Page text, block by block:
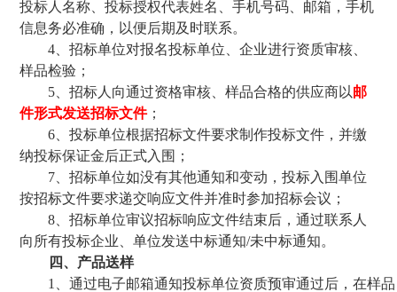
投标人名称、投标授权代表姓名、手机号码、邮箱，手机
信息务必准确，以便后期及时联系。
4、招标单位对报名投标单位、企业进行资质审核、
样品检验；
5、招标人向通过资格审核 、样品合格的供应商以邮
件形式发送招标文件；
6、投标单位根据招标文件要求制作投标文件，并缴
纳投标保证金后正式入围 ；
7、招标单位如没有其他通知和变动，投标入围单位
按招标文件要求递交响应文件并准时参加招标会议；
8、招标单位审议招标响应文件结束后，通过联系人
向所有投标企业、单位发送中标通知/未中标通知。
四、产品送样
1、通过电子邮箱通知投标单位资质预审通过后，在样品